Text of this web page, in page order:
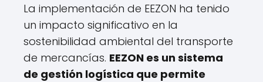
La implementación de EEZON ha tenido
un impacto significativo en la
sostenibilidad ambiental del transporte
de mercancías. EEZON es un sistema
de gestión logística que permite